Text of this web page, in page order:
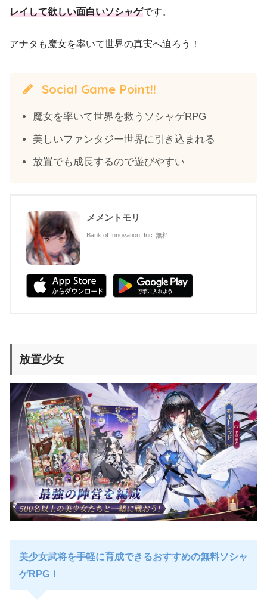
レイして欲しい面白いソシャゲです。
アナタも魔女を率いて世界の真実へ迫ろう！
Social Game Point!!
魔女を率いて世界を救うソシャゲRPG
美しいファンタジー世界に引き込まれる
放置でも成長するので遊びやすい
メメントモリ
Bank of Innovation, Inc 無料
放置少女
美少女武将を手軽に育成できるおすすめの無料ソシャ
ゲRPG！